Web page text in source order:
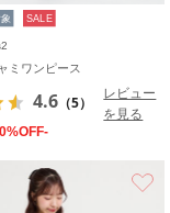
SALE
ミワンピース
4.6 （5）
レビュー
を見る